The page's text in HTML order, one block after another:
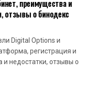
преимущества и
отзывы о бинодекс
Digital Options и
регистрация и
недостатки, отзывы о